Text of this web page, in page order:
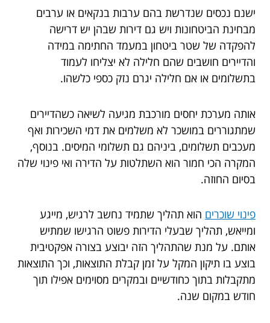
ישנם נכסים שנדרשת בהם ערבות בנקאים או ערבים
מבחינת הביטחונות ויש גם דירות שבהן יש דרישה
להפקדה של שטר ביטחון במעמד החתימה במידה
והדיירים חושבים שהם חלילה לא יצליחו לעמוד
בתשלומים או אם חלילה יגרם נזק כספי כלשהו.
אותה מערכת יחסים מורכבת מגיעה לשיאה כשהדיירים
שמתגוררים במושכר לא משלמים את דמי השכירות ואף
מעכבים תשלומים, ביניהם גם תשלומי המיסים. בנוסף,
המקרה הכי חמור הוא השתלטות על הדירה ואי פינוי שלה
בסיום החוזה.
פינוי שוכרים הוא תהליך שתמיד נחשב לרגיש, מייגע
ומייאש, תהליך שבעלי הדירות פשוט הרגישו שמתיש
אותם. על מנת שהתהליך הזה יבוצע בצורה אפקטיבית
בוצע בו תיקון המקל על זמן קבלת התוצאות, וכך התוצאות
מתקבלות בתוך כחודשיים ובמקרים מסוימים אפילו תוך
חודש במקום שנה.